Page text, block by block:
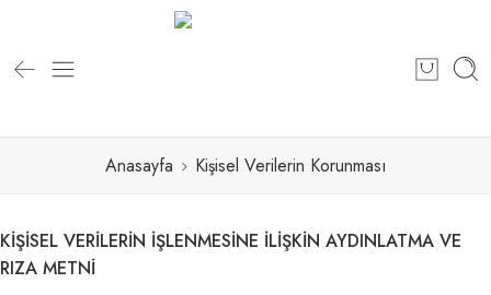
Anasayfa Kişisel Verilerin Korunması
KİŞİSEL VERİLERİN İŞLENMESİNE İLİŞKİN AYDINLATMA VE
RIZA METNİ